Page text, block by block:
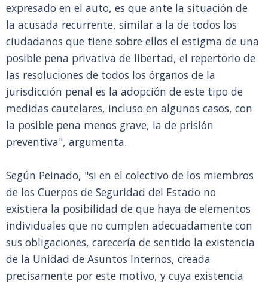
expresado en el auto, es que ante la situación de
la acusada recurrente, similar a la de todos los
ciudadanos que tiene sobre ellos el estigma de una
posible pena privativa de libertad, el repertorio de
las resoluciones de todos los órganos de la
jurisdicción penal es la adopción de este tipo de
medidas cautelares, incluso en algunos casos, con
la posible pena menos grave, la de prisión
preventiva", argumenta.
Según Peinado, "si en el colectivo de los miembros
de los Cuerpos de Seguridad del Estado no
existiera la posibilidad de que haya de elementos
individuales que no cumplen adecuadamente con
sus obligaciones, carecería de sentido la existencia
de la Unidad de Asuntos Internos, creada
precisamente por este motivo, y cuya existencia